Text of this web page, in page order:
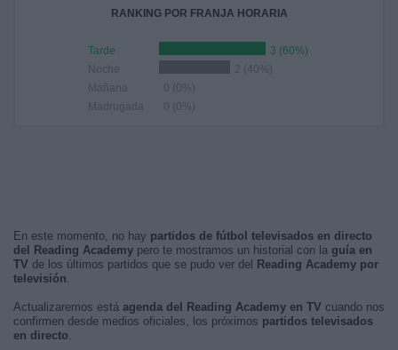
RANKING POR FRANJA HORARIA
Tarde
3 (60%)
Noche
2 (40%)
Mañana
0 (0%)
Madrugada
0 (0%)
En este momento, no hay partidos de fútbol televisados en directo
del Reading Academy pero te mostramos un historial con la guía en
TV de los últimos partidos que se pudo ver del
Reading Academy por
televisión.
Actualizaremos está agenda del Reading Academy en TV cuando nos
confirmen desde medios oficiales, los próximos partidos televisados
en directo.